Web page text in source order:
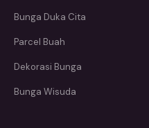
Bunga Duka Cita
Parcel Buah
Dekorasi Bunga
Bunga Wisuda